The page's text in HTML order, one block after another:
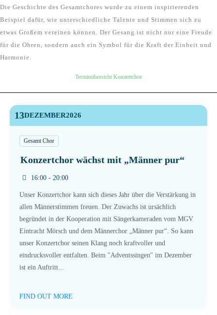
Die Geschichte des Gesamtchores wurde zu einem inspirierenden
Beispiel dafür, wie unterschiedliche Talente und Stimmen sich zu
etwas Großem vereinen können. Der Gesang ist nicht nur eine Freude
für die Ohren, sondern auch ein Symbol für die Kraft der Einheit und
Harmonie.
Terminübersicht Konzertchor
13DEZEMBER2026
Gesamt Chor
Konzertchor wächst mit „Männer pur“
16:00 - 20:00
Unser Konzertchor kann sich dieses Jahr über die Verstärkung in
allen Männerstimmen freuen. Der Zuwachs ist ursächlich
begründet in der Kooperation mit Sängerkameraden vom MGV
Eintracht Mörsch und dem Männerchor „Männer pur“. So kann
unser Konzertchor seinen Klang noch kraftvoller und
eindrucksvoller entfalten. Beim "Adventssingen" im Dezember
ist ein Auftritt...
FIND OUT MORE